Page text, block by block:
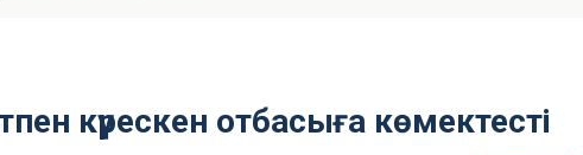
күрескен отбасыға көмектесті